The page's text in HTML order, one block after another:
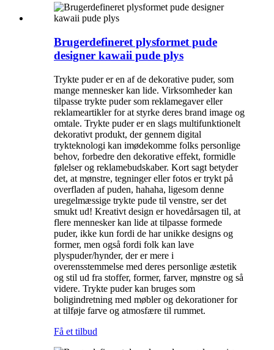
Brugerdefineret plysformet pude
designer kawaii pude plys
Trykte puder er en af ​​de dekorative puder, som
mange mennesker kan lide. Virksomheder kan
tilpasse trykte puder som reklamegaver eller
reklameartikler for at styrke deres brand image og
omtale. Trykte puder er en slags multifunktionelt
dekorativt produkt, der gennem digital
trykteknologi kan imødekomme folks personlige
behov, forbedre den dekorative effekt, formidle
følelser og reklamebudskaber. Kort sagt betyder
det, at mønstre, tegninger eller fotos er trykt på
overfladen af ​​puden, hahaha, ligesom denne
uregelmæssige trykte pude til venstre, ser det
smukt ud! Kreativt design er hovedårsagen til, at
flere mennesker kan lide at tilpasse formede
puder, ikke kun fordi de har unikke designs og
former, men også fordi folk kan lave
plyspuder/hynder, der er mere i
overensstemmelse med deres personlige æstetik
og stil ud fra stoffer, former, farver, mønstre og så
videre. Trykte puder kan bruges som
boligindretning med møbler og dekorationer for
at tilføje farve og atmosfære til rummet.
Få et tilbud